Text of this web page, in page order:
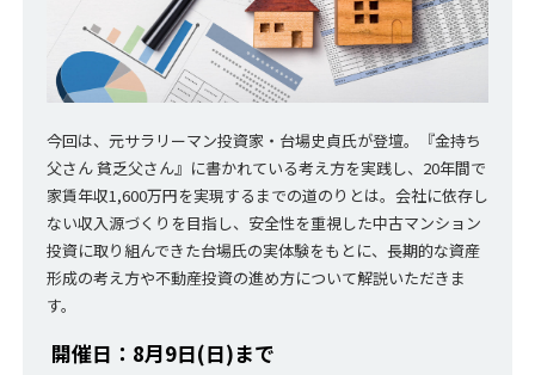
今回は、元サラリーマン投資家・台場史貞氏が登壇。『金持ち
父さん 貧乏父さん』に書かれている考え方を実践し、20年間で
家賃年収1,600万円を実現するまでの道のりとは。会社に依存し
ない収入源づくりを目指し、安全性を重視した中古マンション
投資に取り組んできた台場氏の実体験をもとに、長期的な資産
形成の考え方や不動産投資の進め方について解説いただきま
す。
開催日：8月9日(日)まで